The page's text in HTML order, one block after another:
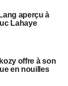
aperçu à
Lahaye
offre à son
en nouilles